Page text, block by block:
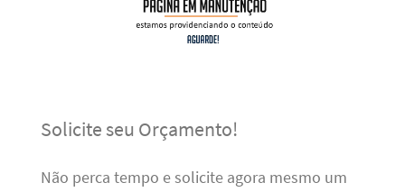
Solicite seu Orçamento!
Não perca tempo e solicite agora mesmo um